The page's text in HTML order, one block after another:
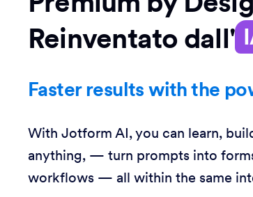
Reinventato dall'
Faster results with the
With Jotform AI, you can learn,
anything, — turn prompts into
workflows — all within the same